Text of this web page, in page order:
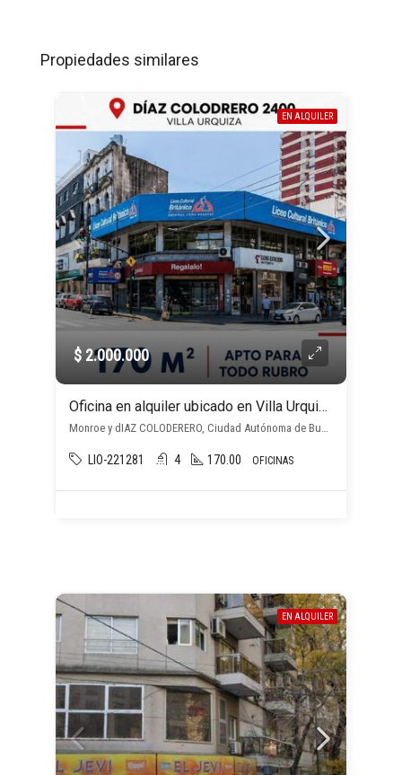
Propiedades similares
EN ALQUILER
$ 2.000.000
Oficina en alquiler ubicado en Villa Urquiza
Monroe y dIAZ COLODERERO, Ciudad Autónoma de Buenos Aires, Argentina, Villa Urquiza, Capital Federal
LIO-221281 4 170.00 OFICINAS
EN ALQUILER